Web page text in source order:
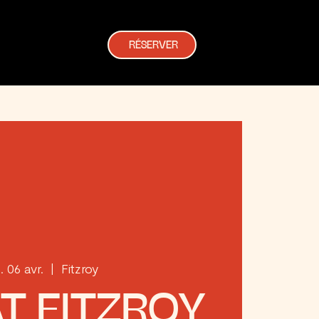
RÉSERVER
06 avr.
  |
Fitzroy
FITZROY